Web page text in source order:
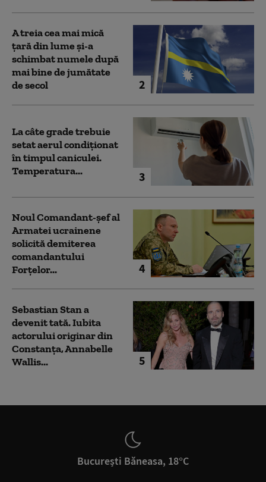
2
A treia cea mai mică
țară din lume și-a
schimbat numele după
mai bine de jumătate
de secol
3
La câte grade trebuie
setat aerul condiționat
în timpul caniculei.
Temperatura...
4
Noul Comandant-șef al
Armatei ucrainene
solicită demiterea
comandantului
Forțelor...
5
Sebastian Stan a
devenit tată. Iubita
actorului originar din
Constanța, Annabelle
Wallis...
București Băneasa, 18°C